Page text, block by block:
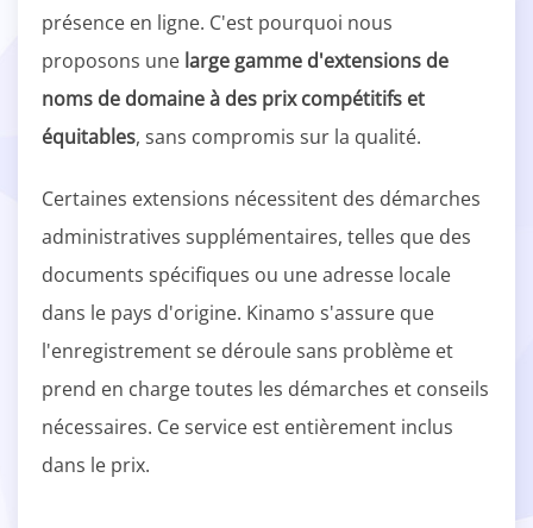
présence en ligne. C'est pourquoi nous
proposons une large gamme d'extensions de
noms de domaine à des prix compétitifs et
équitables, sans compromis sur la qualité.
Certaines extensions nécessitent des démarches
administratives supplémentaires, telles que des
documents spécifiques ou une adresse locale
dans le pays d'origine. Kinamo s'assure que
l'enregistrement se déroule sans problème et
prend en charge toutes les démarches et conseils
nécessaires. Ce service est entièrement inclus
dans le prix.